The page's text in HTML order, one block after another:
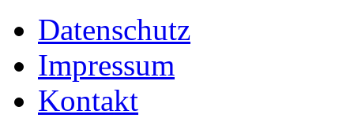
Datenschutz
Impressum
Kontakt